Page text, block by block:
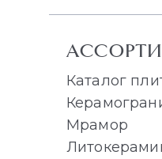
Каталог
Мрамор